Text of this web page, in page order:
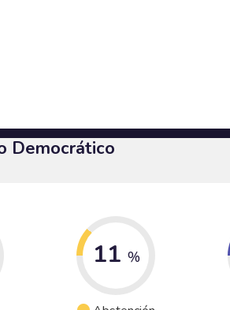
Democrático
11 %